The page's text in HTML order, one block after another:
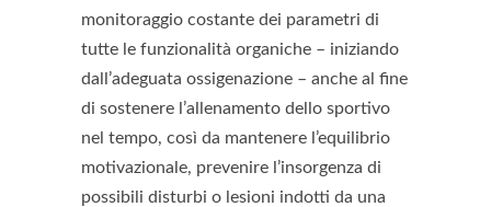
monitoraggio costante dei parametri di
tutte le funzionalità organiche – iniziando
dall’adeguata ossigenazione – anche al fine
di sostenere l’allenamento dello sportivo
nel tempo, così da mantenere l’equilibrio
motivazionale, prevenire l’insorgenza di
possibili disturbi o lesioni indotti da una